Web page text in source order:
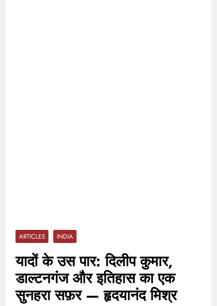
ARTICLES INDIA
यादों के उस पार: दिलीप कुमार,
डाल्टनगंज और इतिहास का एक
सुनहरा सफ़र — हृदयानंद मिश्र